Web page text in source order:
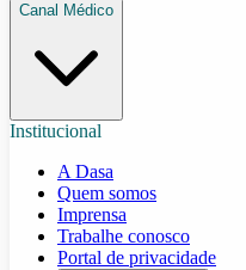
Canal Médico
Institucional
A Dasa
Quem somos
Imprensa
Trabalhe conosco
Portal de privacidade